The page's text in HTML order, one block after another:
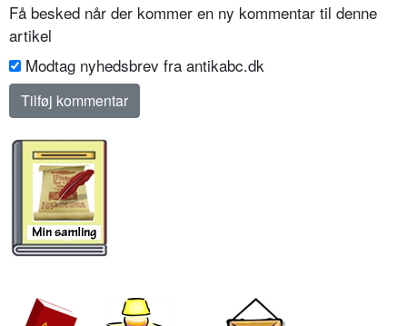
Få besked når der kommer en ny kommentar til denne
artikel
Modtag nyhedsbrev fra antikabc.dk